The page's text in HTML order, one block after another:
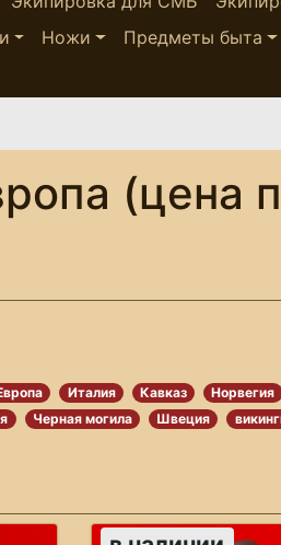
Ножи Предметы быта
(цена
Италия Кавказ
Норвегия
Черная могила Швеция